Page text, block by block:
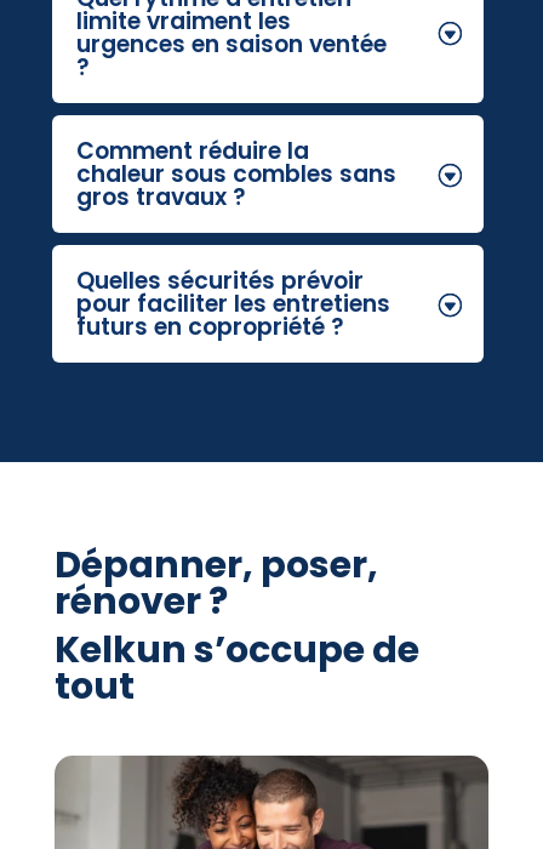
limite vraiment les
urgences en saison ventée
?
Comment réduire la
chaleur sous combles sans
gros travaux ?
Quelles sécurités prévoir
pour faciliter les entretiens
futurs en copropriété ?
Dépanner, poser,
rénover ?
Kelkun s’occupe de
tout